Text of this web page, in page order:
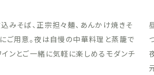
みそば、正宗担々麺、あんかけ焼きそ
ご用意。夜は自慢の中華料理と蒸籠で
ンとご一緒に気軽に楽しめるモダンチ